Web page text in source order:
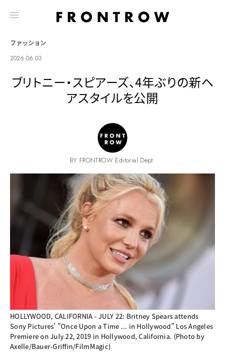
ファッション
2026.06.03
ブリトニー・スピアーズ、4年ぶりの新ヘ
アスタイルを公開
BY FRONTROW Editorial Dept.
HOLLYWOOD, CALIFORNIA - JULY 22: Britney Spears attends
Sony Pictures' "Once Upon a Time ... in Hollywood" Los Angeles
Premiere on July 22, 2019 in Hollywood, California. (Photo by
Axelle/Bauer-Griffin/FilmMagic)